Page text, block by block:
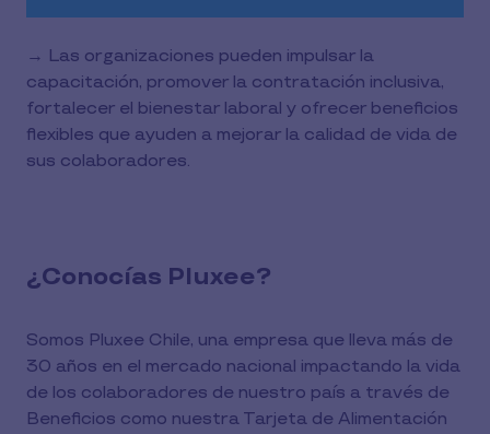
→ Las organizaciones pueden impulsar la
capacitación, promover la contratación inclusiva,
fortalecer el bienestar laboral y ofrecer beneficios
flexibles que ayuden a mejorar la calidad de vida de
sus colaboradores.
¿Conocías Pluxee?
Somos Pluxee Chile, una empresa que lleva más de
30 años en el mercado nacional impactando la vida
de los colaboradores de nuestro país a través de
Beneficios como nuestra Tarjeta de Alimentación